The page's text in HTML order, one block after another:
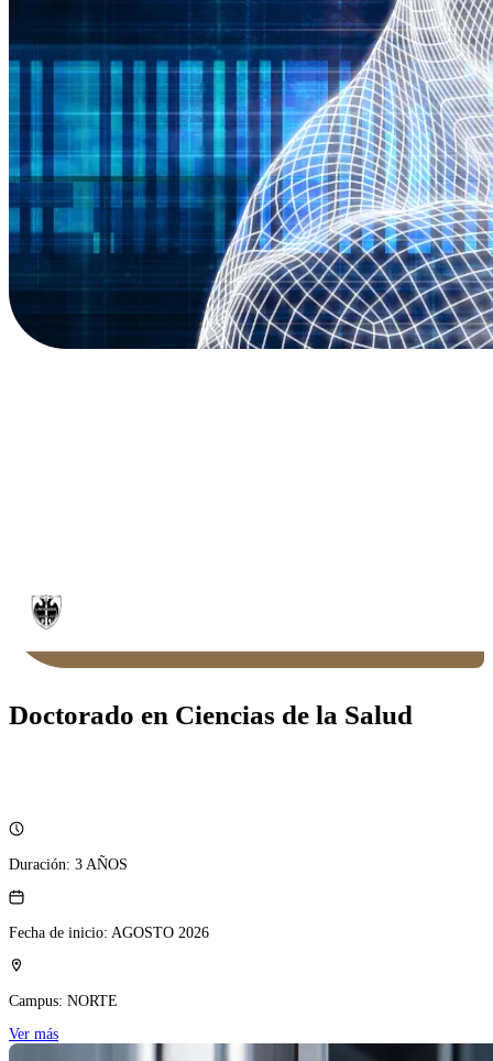
Doctorado en Ciencias de la Salud
Duración: 3 AÑOS
Fecha de inicio: AGOSTO 2026
Campus: NORTE
Ver más